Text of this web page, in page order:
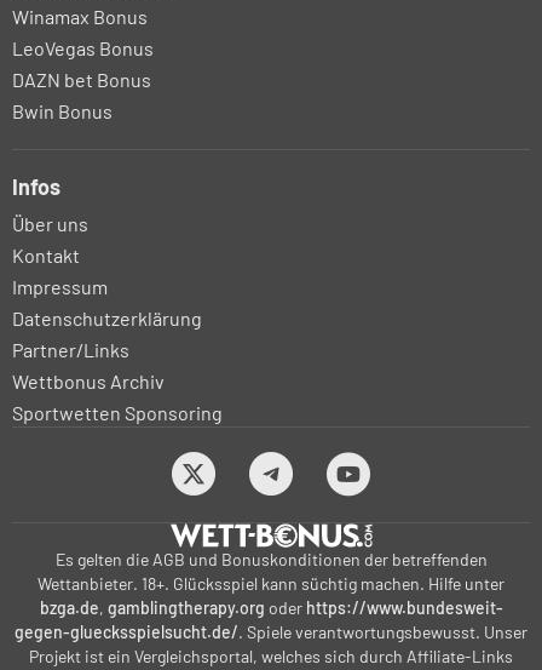
Winamax Bonus
LeoVegas Bonus
DAZN bet Bonus
Bwin Bonus
Infos
Über uns
Kontakt
Impressum
Datenschutzerklärung
Partner/Links
Wettbonus Archiv
Sportwetten Sponsoring
Es gelten die AGB und Bonuskonditionen der betreffenden
Wettanbieter. 18+. Glücksspiel kann süchtig machen. Hilfe unter
bzga.de, gamblingtherapy.org oder https://www.bundesweit-
gegen-gluecksspielsucht.de/. Spiele verantwortungsbewusst. Unser
Projekt ist ein Vergleichsportal, welches sich durch Affiliate-Links